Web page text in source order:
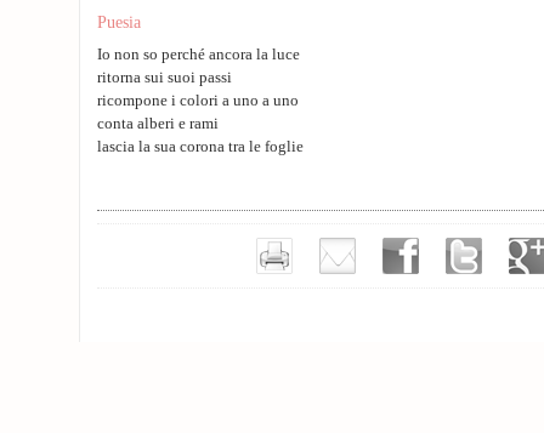
Puesia
Io non so perché ancora la luce
ritorna sui suoi passi
ricompone i colori a uno a uno
conta alberi e rami
lascia la sua corona tra le foglie